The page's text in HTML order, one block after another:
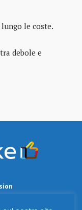
le coste.
debole e